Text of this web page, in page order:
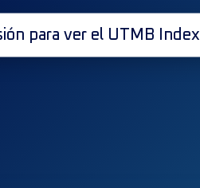
para ver el UTMB Index